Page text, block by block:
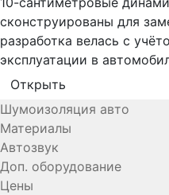
сконструированы для
разработка велась с
эксплуатации в
Открыть
Шумоизоляция авто
Материалы
Автозвук
Доп. оборудование
Цены